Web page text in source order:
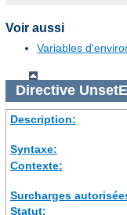
Voir aussi
Variables
Directive
Description:
Syntaxe:
Contexte:
Surcharges
Statut: